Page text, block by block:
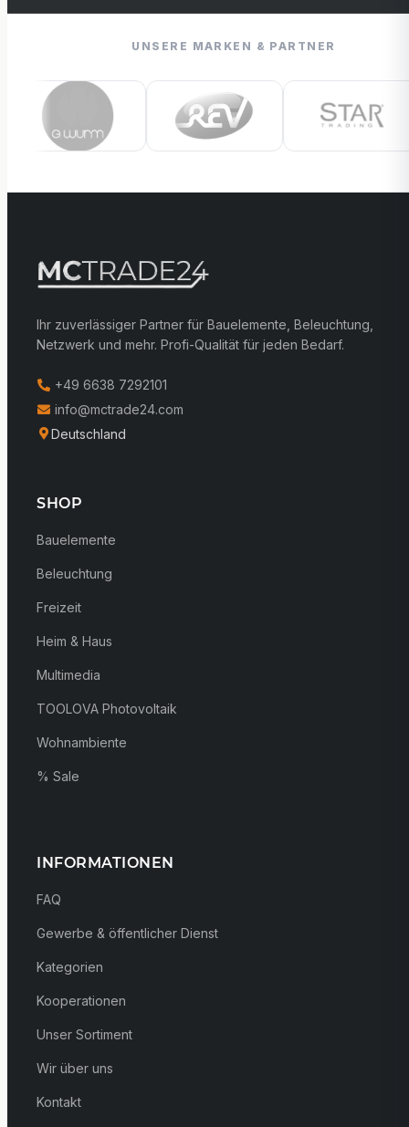
UNSERE MARKEN & PARTNER
Ihr zuverlässiger Partner für Bauelemente, Beleuchtung,
Netzwerk und mehr. Profi-Qualität für jeden Bedarf.
+49 6638 7292101
info@mctrade24.com
Deutschland
SHOP
Bauelemente
Beleuchtung
Freizeit
Heim & Haus
Multimedia
TOOLOVA Photovoltaik
Wohnambiente
% Sale
INFORMATIONEN
FAQ
Gewerbe & öffentlicher Dienst
Kategorien
Kooperationen
Unser Sortiment
Wir über uns
Kontakt